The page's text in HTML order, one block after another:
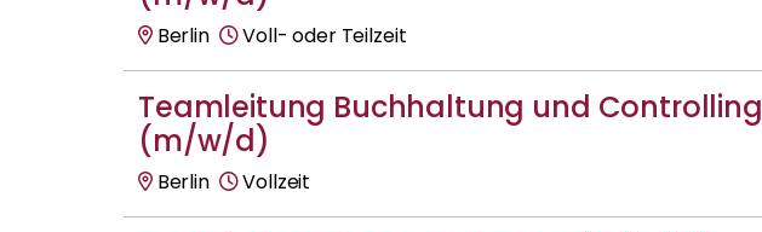
Berlin Voll- oder Teilzeit
Teamleitung Buchhaltung und Controlling
(m/w/d)
Berlin Vollzeit